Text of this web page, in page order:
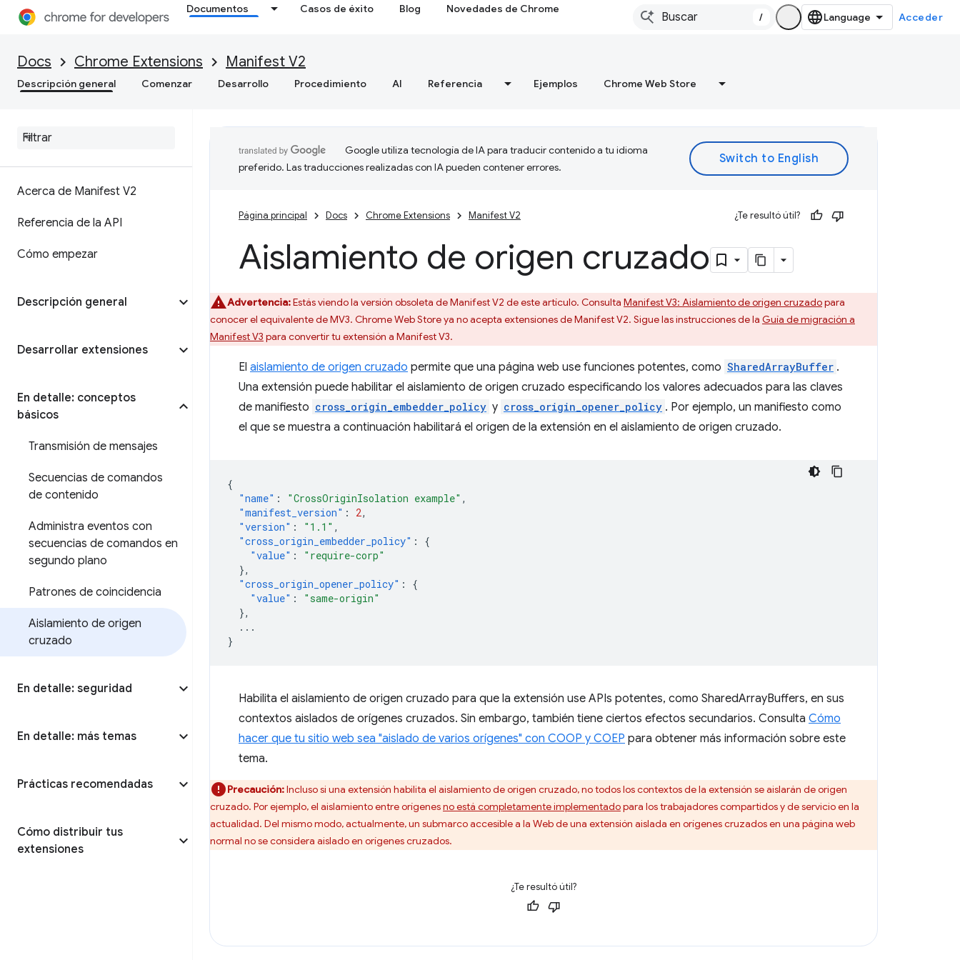
Documentos Casos de éxito Blog Novedades de Chrome
/ Acceder
Docs Chrome Extensions Manifest V2
Descripción general Comenzar Desarrollo Procedimiento AI Referencia Ejemplos Chrome Web Store
Acerca de Manifest V2
Referencia de la API
Cómo empezar
Descripción general
Desarrollar extensiones
En detalle: conceptos
básicos
Transmisión de mensajes
Secuencias de comandos
de contenido
Administra eventos con
secuencias de comandos en
segundo plano
Patrones de coincidencia
Aislamiento de origen
cruzado
En detalle: seguridad
En detalle: más temas
Prácticas recomendadas
Cómo distribuir tus
extensiones
Google utiliza tecnología de IA para traducir contenido a tu idioma
preferido. Las traducciones realizadas con IA pueden contener errores.
Página principal Docs Chrome Extensions Manifest V2 ¿Te resultó útil?
Aislamiento de origen cruzado
Advertencia:Estás viendo la versión obsoleta de Manifest V2 de este artículo. Consulta Manifest V3: Aislamiento de origen cruzadopara
conocer el equivalente de MV3. Chrome Web Store ya no acepta extensiones de Manifest V2. Sigue las instrucciones de la Guía de migración a
Manifest V3 para convertir tu extensión a Manifest V3.
El aislamiento de origen cruzado permite que una página web use funciones potentes, como SharedArrayBuffer .
Una extensión puede habilitar el aislamiento de origen cruzado especificando los valores adecuados para las claves
de manifiesto cross_origin_embedder_policy y cross_origin_opener_policy . Por ejemplo, un manifiesto como
el que se muestra a continuación habilitará el origen de la extensión en el aislamiento de origen cruzado.
{
"name" : "CrossOriginIsolation example" ,
"manifest_version" : 2,
"version" : "1.1" ,
"cross_origin_embedder_policy" :
{
"value" :
"require-corp"
},
"cross_origin_opener_policy" :
{
"value" :
"same-origin"
},
...
}
Habilita el aislamiento de origen cruzado para que la extensión use APIs potentes, como SharedArrayBuffers, en sus
contextos aislados de orígenes cruzados. Sin embargo, también tiene ciertos efectos secundarios. Consulta Cómo
hacer que tu sitio web sea "aislado de varios orígenes" con COOP y COEP para obtener más información sobre este
tema.
Precaución:Incluso si una extensión habilita el aislamiento de origen cruzado, no todos los contextos de la extensión se aislarán de origen
cruzado. Por ejemplo, el aislamiento entre orígenesno está completamente implementadopara los trabajadores compartidos y de servicio en la
actualidad. Del mismo modo, actualmente, un submarco accesible a la Web de una extensión aislada en orígenes cruzados en una página web
normal no se considera aislado en orígenes cruzados.
¿Te resultó útil?